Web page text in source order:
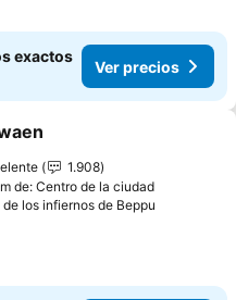
exactos
Ver precios
a favoritos
1.908
de: Centro de la ciudad
los infiernos de Beppu